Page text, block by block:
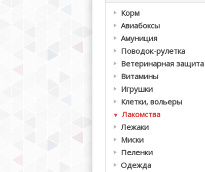
Корм
Авиабоксы
Амуниция
Поводок-рулетка
Ветеринарная защита
Витамины
Игрушки
Клетки, вольеры
Лакомства
Лежаки
Миски
Пеленки
Одежда